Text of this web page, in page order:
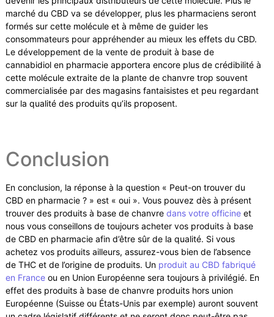
marché du CBD va se développer, plus les pharmaciens seront
formés sur cette molécule et à même de guider les
consommateurs pour appréhender au mieux les effets du CBD.
Le développement de la vente de produit à base de
cannabidiol en pharmacie apportera encore plus de crédibilité à
cette molécule extraite de la plante de chanvre trop souvent
commercialisée par des magasins fantaisistes et peu regardant
sur la qualité des produits qu’ils proposent.
Conclusion
En conclusion, la réponse à la question « Peut-on trouver du
CBD en pharmacie ? » est « oui ». Vous pouvez dès à présent
trouver des produits à base de chanvre dans votre officine et
nous vous conseillons de toujours acheter vos produits à base
de CBD en pharmacie afin d’être sûr de la qualité. Si vous
achetez vos produits ailleurs, assurez-vous bien de l’absence
de THC et de l’origine de produits. Un produit au CBD fabriqué
en France ou en Union Européenne sera toujours à privilégié. En
effet des produits à base de chanvre produits hors union
Européenne (Suisse ou États-Unis par exemple) auront souvent